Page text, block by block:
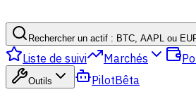
Rechercher un actif : BTC, AAPL ou
Liste de suivi Marchés
Outils PilotBêta